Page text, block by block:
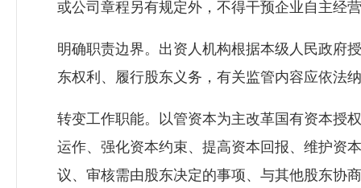
或公司章程另有规定外，不得干预企业自主经
明确职责边界。出资人机构根据本级人民政府
东权利、履行股东义务，有关监管内容应依法
转变工作职能。以管资本为主改革国有资本授
运作、强化资本约束、提高资本回报、维护资
议、审核需由股东决定的事项、与其他股东协